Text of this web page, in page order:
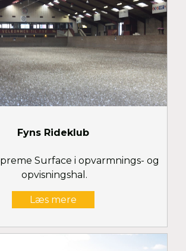
Fyns Rideklub
Surface i opvarmnings- og
opvisningshal.
Læs mere